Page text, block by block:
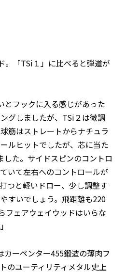
。「TSi１」に比べると弾道が
とフックに入る感じがあった
グしましたが、TSi２は微調
筋はストレートからナチュラ
ルヒットでしたが、芯に当た
した。サイドスピンのコントロ
いて左右へのコントロールが
つと軽いドロー、少し調整す
すいでしょう。飛距離も220
フェアウェイウッドはいらな
カーペンター455鍛造の薄肉フ
のユーティリティメタル史上